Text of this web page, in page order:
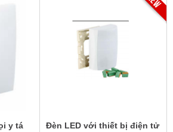
y tá
Đèn LED với thiết bị điện tử